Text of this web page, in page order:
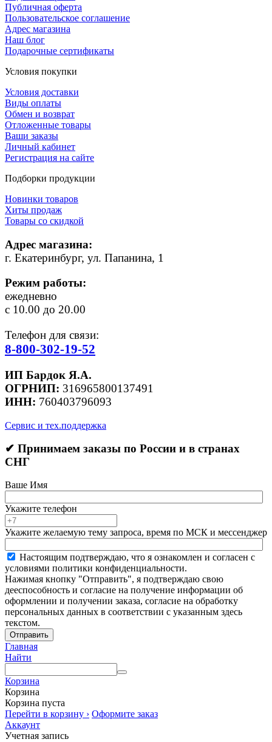
Публичная оферта
Пользовательское соглашение
Адрес магазина
Наш блог
Подарочные сертификаты
Условия покупки
Условия доставки
Виды оплаты
Обмен и возврат
Отложенные товары
Ваши заказы
Личный кабинет
Регистрация на сайте
Подборки продукции
Новинки товаров
Хиты продаж
Товары со скидкой
Адрес магазина:
г. Екатеринбург, ул. Папанина, 1
Режим работы:
ежедневно
с 10.00 до 20.00
Телефон для связи:
8-800-302-19-52
ИП Бардок Я.А.
ОГРНИП: 316965800137491
ИНН: 760403796093
Сервис и тех.поддержка
✔ Принимаем заказы по России и в странах
СНГ
Ваше Имя
Укажите телефон
Укажите желаемую тему запроса, время по МСК и мессенджер
Настоящим подтверждаю, что я ознакомлен и согласен с
условиями политики конфиденциальности.
Нажимая кнопку "Отправить", я подтверждаю свою
дееспособность и согласие на получение информации об
оформлении и получении заказа, согласие на обработку
персональных данных в соответствии с указанным здесь
текстом.
Отправить
Главная
Найти
Корзина
Корзина
Корзина пуста
Перейти в корзину › Оформите заказ
Аккаунт
Учетная запись